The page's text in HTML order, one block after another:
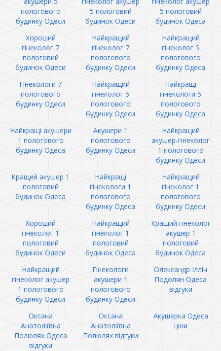
пологового
будинку Одеси
5 пологовий
будинок Одеси
5 пологовий
будинок Одеса
Хороший
гінеколог 7
пологовий
будинок Одеси
Найкращий
гінеколог 7
пологового
будинку Одеси
Найкращий
гінеколог 5
пологового
будинку Одеса
Гінекологи 7
пологового
будинку Одеси
Найкращий
гінеколог 5
пологового
будинку Одеси
Найкращі
гінекологи 5
пологового
будинку Одеса
Найкращі акушери
1 пологового
будинку Одеса
Акушери 1
пологового
будинку Одеси
Найкращий
акушер-гінеколог
1 пологового
будинку Одеси
Кращий акушер 1
пологовий
будинок Одеса
Найкращі
гінекологи 1
пологового
будинку Одеса
Найкращий
гінеколог 1
пологового
будинку Одеси
Хороший
гінеколог 1
пологовий
будинок Одеси
Найкращий
гінеколог 1
пологовий
будинок Одеса
Кращий гінеколог
акушер 1
пологовий
будинок Одеса
Найкращий
гінеколог акушер
1 пологового
будинку Одеси
Гінекологи
акушери 1
пологового
будинку Одеси
Олександр Ілліч
Подолян Одеса
відгуки
Оксана
Анатоліївна
Полюлях Одеса
відгуки
Оксана
Анатоліївна
Полюлях відгуки
Акушерка Одеса
ціни